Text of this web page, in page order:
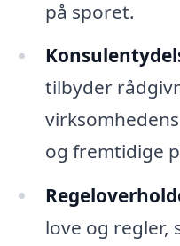
på sporet.
tilbyder
og fremtidige
love og regler,